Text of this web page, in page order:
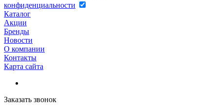
конфиденциальности
Каталог
Акции
Бренды
Новости
О компании
Контакты
Карта сайта
Заказать звонок